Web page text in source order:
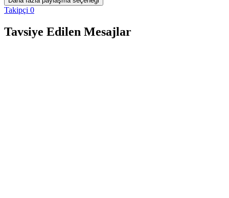
Takipçi 0
Tavsiye Edilen Mesajlar